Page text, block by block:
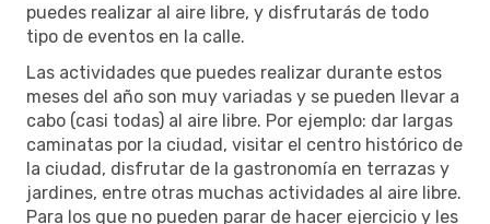
puedes realizar al aire libre, y disfrutarás de todo
tipo de eventos en la calle.
Las actividades que puedes realizar durante estos
meses del año son muy variadas y se pueden llevar a
cabo (casi todas) al aire libre. Por ejemplo: dar largas
caminatas por la ciudad, visitar el centro histórico de
la ciudad, disfrutar de la gastronomía en terrazas y
jardines, entre otras muchas actividades al aire libre.
Para los que no pueden parar de hacer ejercicio y les